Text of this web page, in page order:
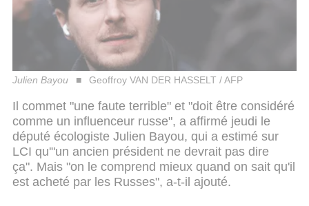
Julien Bayou Geoffroy VAN DER HASSELT / AFP
Il commet "une faute terrible" et "doit être considéré
comme un influenceur russe", a affirmé jeudi le
député écologiste Julien Bayou, qui a estimé sur
LCI qu'"un ancien président ne devrait pas dire
ça". Mais "on le comprend mieux quand on sait qu'il
est acheté par les Russes", a-t-il ajouté.